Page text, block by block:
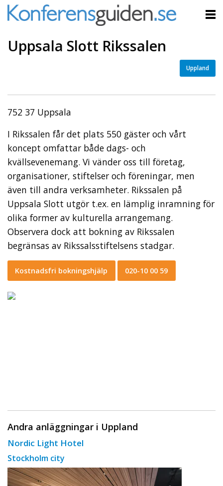
Uppsala Slott Rikssalen
Uppland
752 37 Uppsala
I Rikssalen får det plats 550 gäster och vårt
koncept omfattar både dags- och
kvällsevenemang. Vi vänder oss till företag,
organisationer, stiftelser och föreningar, men
även till andra verksamheter. Rikssalen på
Uppsala Slott utgör t.ex. en lämplig inramning för
olika former av kulturella arrangemang.
Observera dock att bokning av Rikssalen
begränsas av Rikssalsstiftelsens stadgar.
Kostnadsfri bokningshjälp 020-10 00 59
Andra anläggningar i Uppland
Nordic Light Hotel
Stockholm city